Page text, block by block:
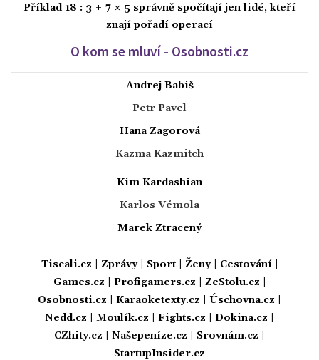
Příklad 18 : 3 + 7 × 5 správně spočítají jen lidé, kteří
znají pořadí operací
O kom se mluví - Osobnosti.cz
Andrej Babiš
Petr Pavel
Hana Zagorová
Kazma Kazmitch
Kim Kardashian
Karlos Vémola
Marek Ztracený
Tiscali.cz Zprávy| Sport| Ženy| Cestování|
Games.cz
Profigamers.cz ZeStolu.cz
Osobnosti.cz
Karaoketexty.cz Úschovna.cz
Nedd.cz
Moulík.cz Fights.cz Dokina.cz
CZhity.cz
Našepeníze.cz Srovnám.cz
StartupInsider.cz